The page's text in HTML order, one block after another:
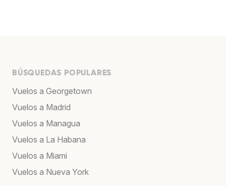
BÚSQUEDAS POPULARES
Vuelos a Georgetown
Vuelos a Madrid
Vuelos a Managua
Vuelos a La Habana
Vuelos a Miami
Vuelos a Nueva York